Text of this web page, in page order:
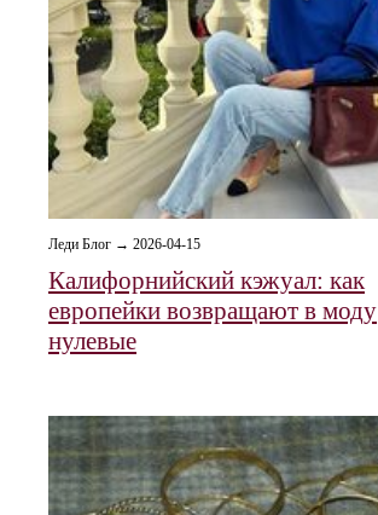
Леди Блог → 2026-04-15
Калифорнийский кэжуал: как
европейки возвращают в моду
нулевые